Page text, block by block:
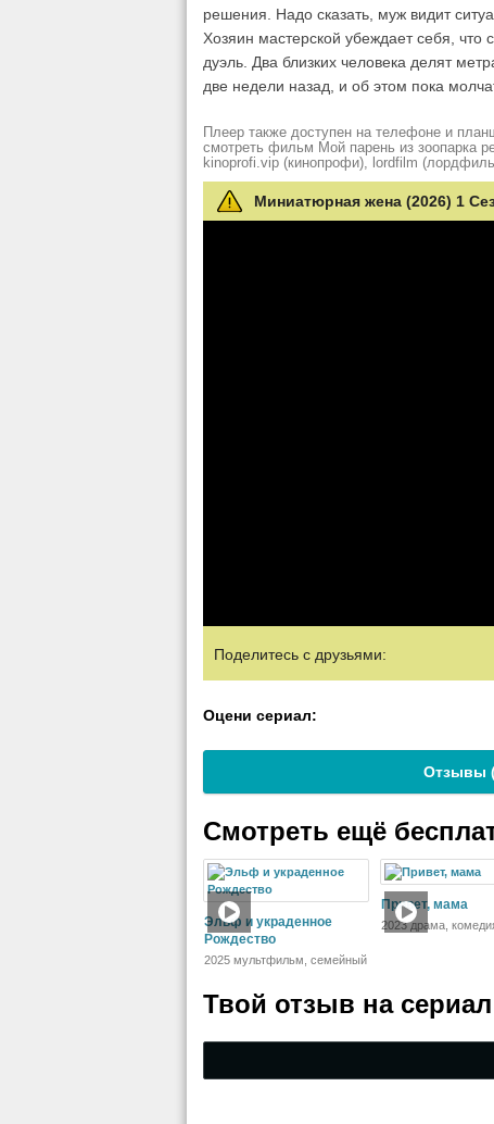
решения. Надо сказать, муж видит
Хозяин мастерской убеждает себя,
дуэль. Два близких человека делят
две недели назад, и об этом пока
Плеер также доступен на телефоне и
смотреть фильм Мой парень из зоопарка
kinoprofi.vip (кинопрофи), lordfilm
Миниатюрная жена (2026) 1
Поделитесь с друзьями:
Оцени сериал:
Отзывы
Смотреть ещё
Эльф и украденное
Рождество
2025 мультфильм, семейный
Привет, мама
2023 драма,
Твой отзыв на